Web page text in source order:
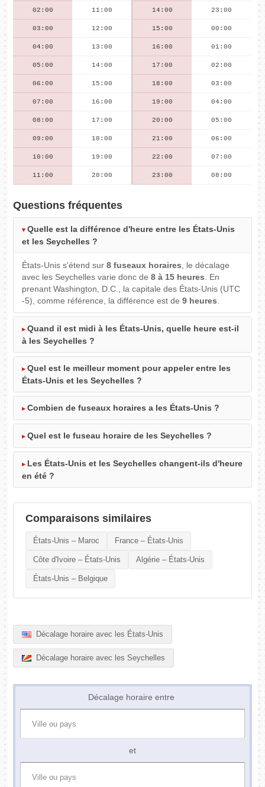
02:00 11:00 14:00 23:00
03:00 12:00 15:00 00:00
04:00 13:00 16:00 01:00
05:00 14:00 17:00 02:00
06:00 15:00 18:00 03:00
07:00 16:00 19:00 04:00
08:00 17:00 20:00 05:00
09:00 18:00 21:00 06:00
10:00 19:00 22:00 07:00
11:00 20:00 23:00 08:00
Questions fréquentes
Quelle est la différence d'heure entre les États-Unis
et les Seychelles ?
États-Unis s'étend sur8 fuseaux horaires, le décalage
avec les Seychelles varie donc de8 à 15 heures. En
prenant Washington, D.C., la capitale des États-Unis (UTC
-5), comme référence, la différence est de9 heures.
Quand il est midi à les États-Unis, quelle heure est-il
à les Seychelles ?
Quel est le meilleur moment pour appeler entre les
États-Unis et les Seychelles ?
Combien de fuseaux horaires a les États-Unis ?
Quel est le fuseau horaire de les Seychelles ?
Les États-Unis et les Seychelles changent-ils d'heure
en été ?
Comparaisons similaires
États-Unis – Maroc France – États-Unis
Côte d'Ivoire – États-Unis Algérie – États-Unis
États-Unis – Belgique
Décalage horaire avec les États-Unis
Décalage horaire avec les Seychelles
Décalage horaire entre
et